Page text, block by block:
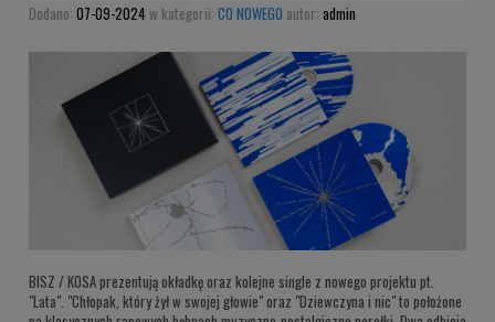
Dodano: 07-09-2024w kategorii: CO NOWEGO autor: admin
BISZ / KOSA prezentują okładkę oraz kolejne single z nowego projektu pt.
"Lata". "Chłopak, który żył w swojej głowie" oraz "Dziewczyna i nic" to położone